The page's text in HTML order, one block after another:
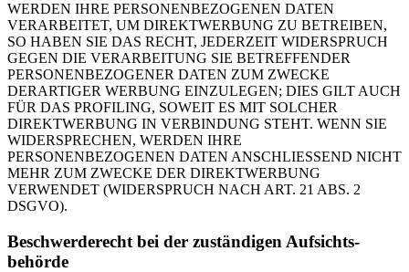
WERDEN IHRE PERSONENBEZOGENEN DATEN
VERARBEITET, UM DIREKTWERBUNG ZU BETREIBEN,
SO HABEN SIE DAS RECHT, JEDERZEIT WIDERSPRUCH
GEGEN DIE VERARBEITUNG SIE BETREFFENDER
PERSONENBEZOGENER DATEN ZUM ZWECKE
DERARTIGER WERBUNG EINZULEGEN; DIES GILT AUCH
FÜR DAS PROFILING, SOWEIT ES MIT SOLCHER
DIREKTWERBUNG IN VERBINDUNG STEHT. WENN SIE
WIDERSPRECHEN, WERDEN IHRE
PERSONENBEZOGENEN DATEN ANSCHLIESSEND NICHT
MEHR ZUM ZWECKE DER DIREKTWERBUNG
VERWENDET (WIDERSPRUCH NACH ART. 21 ABS. 2
DSGVO).
Beschwerde­recht bei der zuständigen Aufsichts­
behörde